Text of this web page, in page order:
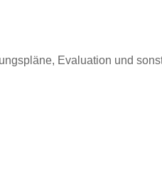
Evaluation und